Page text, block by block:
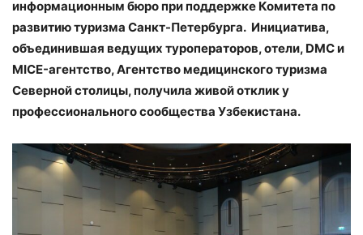
информационным бюро при поддержке Комитета по
развитию туризма Санкт-Петербурга. Инициатива,
объединившая ведущих туроператоров, отели, DMCи
MICE-агентство, Агентство медицинского туризма
Северной столицы, получила живой отклик у
профессионального сообщества Узбекистана.